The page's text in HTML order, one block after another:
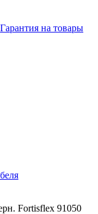
Гарантия на товары
Fortisflex 91050